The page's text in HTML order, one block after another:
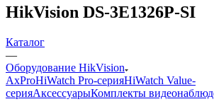
HikVision DS-3E1326P-SI
Каталог
—
Оборудование HikVision
AxProHiWatch Pro-серияHiWatch Value-
серияАксессуарыКомплекты